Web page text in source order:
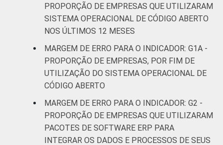
veículos
automotores e
motocicletas
8,3 8,2
Transporte,
armazenagem
e correio
7,5 7,5
Alojamento e
alimentação
9,4 9,4
Atividades
PROPORÇÃO DE EMPRESAS QUE UTILIZARAM
SISTEMA OPERACIONAL DE CÓDIGO ABERTO
NOS ÚLTIMOS 12 MESES
MARGEM DE ERRO PARA O INDICADOR: G1A -
PROPORÇÃO DE EMPRESAS, POR FIM DE
UTILIZAÇÃO DO SISTEMA OPERACIONAL DE
CÓDIGO ABERTO
MARGEM DE ERRO PARA O INDICADOR: G2 -
PROPORÇÃO DE EMPRESAS QUE UTILIZARAM
PACOTES DE SOFTWARE ERP PARA
INTEGRAR OS DADOS E PROCESSOS DE SEUS